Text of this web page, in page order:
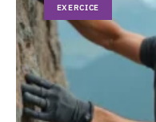
EXERCICE